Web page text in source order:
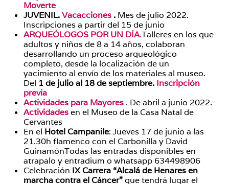
Moverte
JUVENIL.Vacacciones . Mes de julio 2022.
Inscripciones a partir del 15 de junio
ARQUEÓLOGOS POR UN DÍA.Talleres en los que
adultos y niños de 8 a 14 años, colaboran
desarrollando un proceso arqueológico
completo, desde la localización de un
yacimiento al envío de los materiales al museo.
Del 1 de julio al 18 de septiembre. Inscripción
previa
Actividades para Mayores . De abril a junio 2022.
Actividadesen el Museo de la Casa Natal de
Cervantes
En el Hotel Campanile: Jueves 17 de junio a las
21.30h flamenco con el Carbonilla y David
GuinamónTodas las entradas disponibles en
atrapalo y entradium o whatsapp 634498906
Celebración IX Carrera “Alcalá de Henares en
marcha contra el Cáncer”que tendrá lugar el